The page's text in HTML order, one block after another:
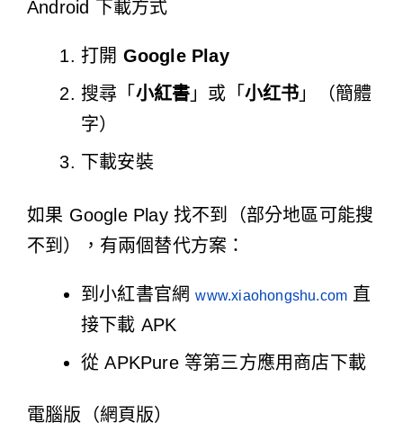
Android 下載方式
打開 Google Play
搜尋「 小紅書 」或「 小红书 」（簡體
字）
下載安裝
如果 Google Play 找不到（部分地區可能搜
不到），有兩個替代方案：
到小紅書官網www.xiaohongshu.com 直
接下載 APK
從 APKPure 等第三方應用商店下載
電腦版（網頁版）